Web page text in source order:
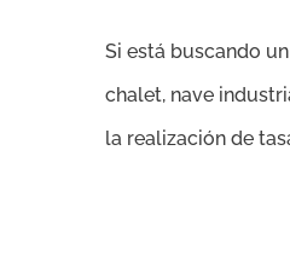
Si está buscando un
chalet, nave
la realización de